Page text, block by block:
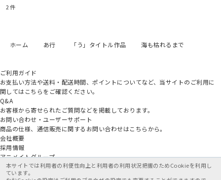
2件
ホーム あ行 「う」タイトル作品 海も枯れるまで
ご利用ガイド
お支払い方法や送料・配送時間、ポイントについてなど、当サイトのご利用に
関してはこちらをご確認ください。
Q&A
お客様から寄せられたご質問などを掲載しております。
お問い合わせ・ユーザーサポート
商品の仕様、通信販売に関するお問い合わせはこちらから。
会社概要
採用情報
アニメイトグループ
本サイトでは利用者の利便性向上と利用者の利用状況把握のためCookieを利用し
ています。